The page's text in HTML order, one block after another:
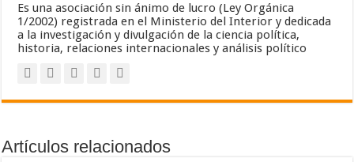
Es una asociación sin ánimo de lucro (Ley Orgánica
1/2002) registrada en el Ministerio del Interior y dedicada
a la investigación y divulgación de la ciencia política,
historia, relaciones internacionales y análisis político
Artículos relacionados